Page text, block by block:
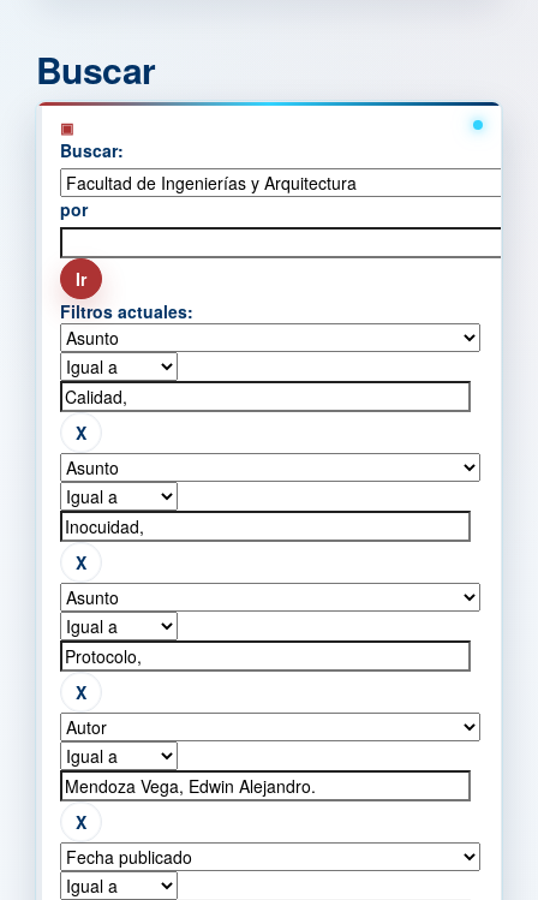
Buscar
Buscar:
por
Filtros actuales: